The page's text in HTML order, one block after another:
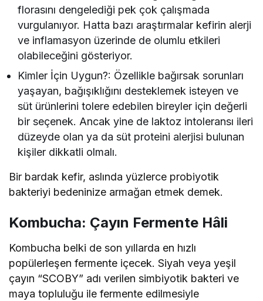
florasını dengelediği pek çok çalışmada
vurgulanıyor. Hatta bazı araştırmalar kefirin alerji
ve inflamasyon üzerinde de olumlu etkileri
olabileceğini gösteriyor.
Kimler İçin Uygun?: Özellikle bağırsak sorunları
yaşayan, bağışıklığını desteklemek isteyen ve
süt ürünlerini tolere edebilen bireyler için değerli
bir seçenek. Ancak yine de laktoz intoleransı ileri
düzeyde olan ya da süt proteini alerjisi bulunan
kişiler dikkatli olmalı.
Bir bardak kefir, aslında yüzlerce probiyotik
bakteriyi bedeninize armağan etmek demek.
Kombucha: Çayın Fermente Hâli
Kombucha belki de son yıllarda en hızlı
popülerleşen fermente içecek. Siyah veya yeşil
çayın “SCOBY” adı verilen simbiyotik bakteri ve
maya topluluğu ile fermente edilmesiyle